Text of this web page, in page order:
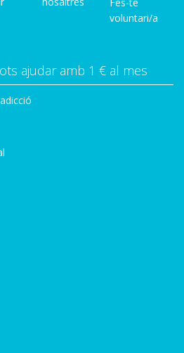
Fes-te
voluntari/a
ajudar amb 1 € al mes